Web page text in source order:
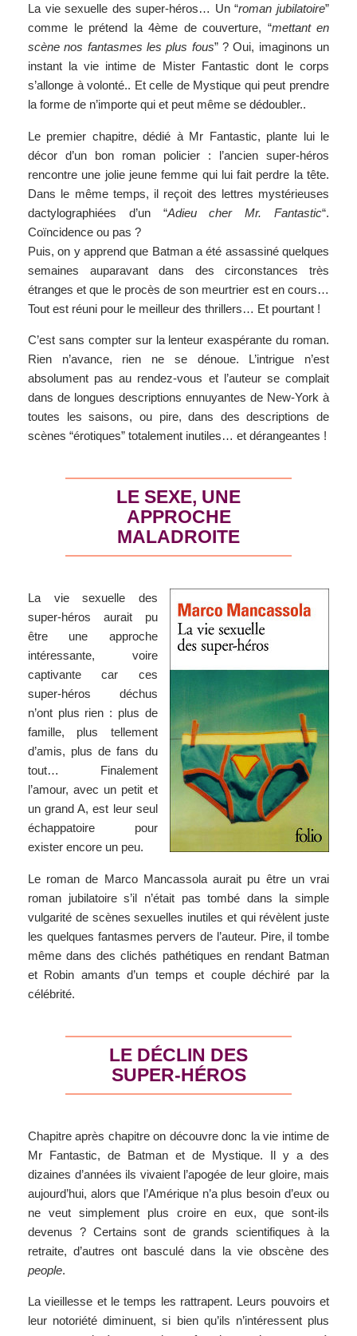
La vie sexuelle des super-héros… Un “roman jubilatoire”
comme le prétend la 4ème de couverture, “mettant en
scène nos fantasmes les plus fous” ? Oui, imaginons un
instant la vie intime de Mister Fantastic dont le corps
s’allonge à volonté.. Et celle de Mystique qui peut prendre
la forme de n’importe qui et peut même se dédoubler..
Le premier chapitre, dédié à Mr Fantastic, plante lui le
décor d’un bon roman policier : l’ancien super-héros
rencontre une jolie jeune femme qui lui fait perdre la tête.
Dans le même temps, il reçoit des lettres mystérieuses
dactylographiées d’un “Adieu cher Mr. Fantastic“.
Coïncidence ou pas ?
Puis, on y apprend que Batman a été assassiné quelques
semaines auparavant dans des circonstances très
étranges et que le procès de son meurtrier est en cours…
Tout est réuni pour le meilleur des thrillers… Et pourtant !
C’est sans compter sur la lenteur exaspérante du roman.
Rien n’avance, rien ne se dénoue. L’intrigue n’est
absolument pas au rendez-vous et l’auteur se complait
dans de longues descriptions ennuyantes de New-York à
toutes les saisons, ou pire, dans des descriptions de
scènes “érotiques” totalement inutiles… et dérangeantes !
LE SEXE, UNE
APPROCHE
MALADROITE
La vie sexuelle des
super-héros aurait pu
être une approche
intéressante, voire
captivante car ces
super-héros déchus
n’ont plus rien : plus de
famille, plus tellement
d’amis, plus de fans du
tout… Finalement
l’amour, avec un petit et
un grand A, est leur seul
échappatoire pour
exister encore un peu.
Le roman de Marco Mancassola aurait pu être un vrai
roman jubilatoire s’il n’était pas tombé dans la simple
vulgarité de scènes sexuelles inutiles et qui révèlent juste
les quelques fantasmes pervers de l’auteur. Pire, il tombe
même dans des clichés pathétiques en rendant Batman
et Robin amants d’un temps et couple déchiré par la
célébrité.
LE DÉCLIN DES
SUPER-HÉROS
Chapitre après chapitre on découvre donc la vie intime de
Mr Fantastic, de Batman et de Mystique. Il y a des
dizaines d’années ils vivaient l’apogée de leur gloire, mais
aujourd’hui, alors que l’Amérique n’a plus besoin d’eux ou
ne veut simplement plus croire en eux, que sont-ils
devenus ? Certains sont de grands scientifiques à la
retraite, d’autres ont basculé dans la vie obscène des
people.
La vieillesse et le temps les rattrapent. Leurs pouvoirs et
leur notoriété diminuent, si bien qu’ils n’intéressent plus